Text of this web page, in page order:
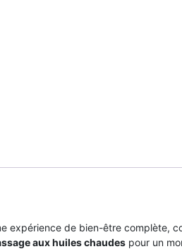
expérience de bien-être complète,
aux huiles chaudes pour un